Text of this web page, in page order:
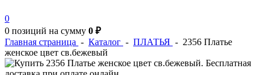
0
0 позиций на сумму 0 ₽
Главная страница - Каталог - ПЛАТЬЯ - 2356 Платье
женское цвет св.бежевый